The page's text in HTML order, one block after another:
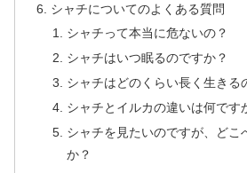
シャチについてのよくある質問
シャチって本当に危ないの？
シャチはいつ眠るのですか？
シャチはどのくらい長く生きる
シャチとイルカの違いは何です
シャチを見たいのですが、どこ
か？